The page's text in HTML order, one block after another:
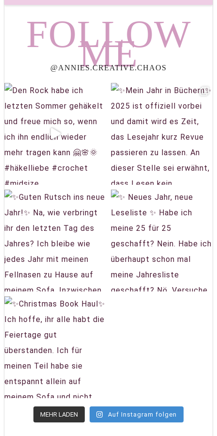
FOLLOW
ME
@ANNIES.CREATIVE.CHAOS
MEHR LADEN Auf Instagram folgen